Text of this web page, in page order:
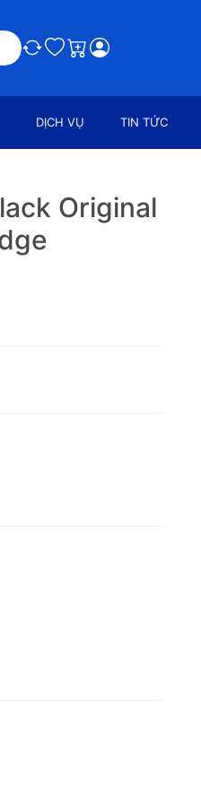
So sánh
Ưa thích
Giỏ hàng
DỊCH VỤ TIN TỨC
Original
LaserJet Toner Cartridge